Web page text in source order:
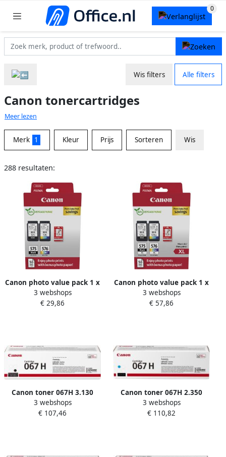
Wis filters Alle filters
Canon tonercartridges
Meer lezen
Merk 1 Kleur Prijs Sorteren Wis
288 resultaten:
Canon photo value pack 1 x
PG-575 + 1 x CL-576 100
pagina&apos;s OEM
3 webshops
€ 29,86
Canon photo value pack 1 x
PG-575XL + 1 x CL-576XL
300 400 pagina&apos;s OEM
3 webshops
€ 57,86
Canon toner 067H 3.130
pagina&apos;s OEM
5106C002 zwart
3 webshops
€ 107,46
Canon toner 067H 2.350
pagina&apos;s OEM
5105C002 cyaan
3 webshops
€ 110,82